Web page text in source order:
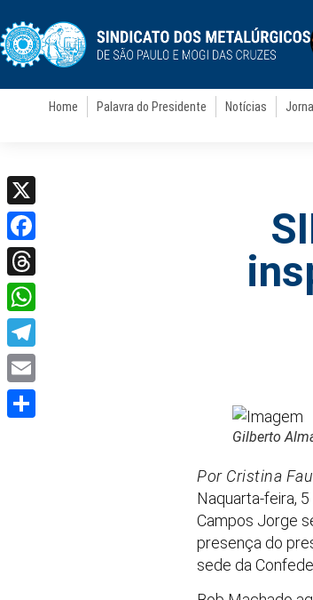
Home Palavra do Presidente Notícias
Gilberto
Por Cristina
Naquarta-feira,
Campos Jorge
presença do
sede da
X
Facebook
Threads
WhatsApp
Telegram
Email